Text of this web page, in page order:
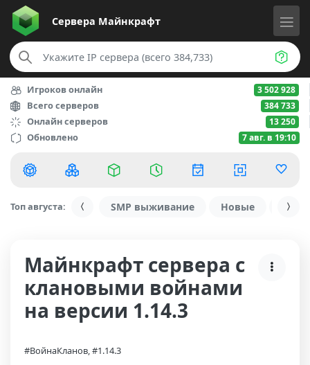
Сервера Майнкрафт
Игроков онлайн 3 502 928
Всего серверов 384 733
Онлайн серверов 13 250
Обновлено 7 авг. в 19:10
Топ августа: SMP выживание Новые С
Майнкрафт сервера с
клановыми войнами
на версии 1.14.3
#ВойнаКланов, #1.14.3